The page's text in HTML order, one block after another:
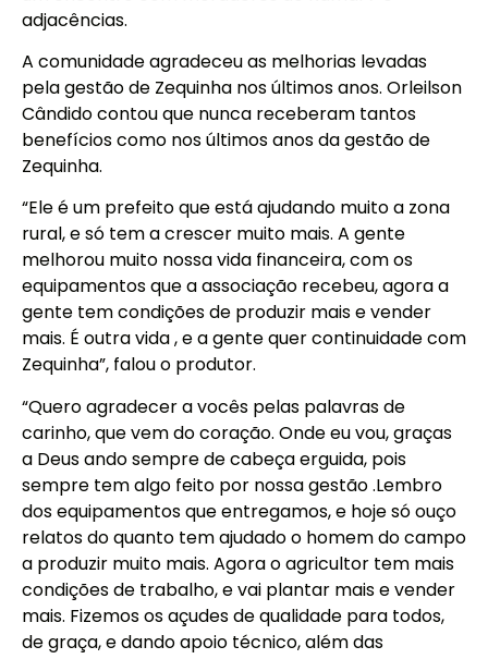
adjacências.
A comunidade agradeceu as melhorias levadas
pela gestão de Zequinha nos últimos anos. Orleilson
Cândido contou que nunca receberam tantos
benefícios como nos últimos anos da gestão de
Zequinha.
“Ele é um prefeito que está ajudando muito a zona
rural, e só tem a crescer muito mais. A gente
melhorou muito nossa vida financeira, com os
equipamentos que a associação recebeu, agora a
gente tem condições de produzir mais e vender
mais. É outra vida , e a gente quer continuidade com
Zequinha”, falou o produtor.
“Quero agradecer a vocês pelas palavras de
carinho, que vem do coração. Onde eu vou, graças
a Deus ando sempre de cabeça erguida, pois
sempre tem algo feito por nossa gestão .Lembro
dos equipamentos que entregamos, e hoje só ouço
relatos do quanto tem ajudado o homem do campo
a produzir muito mais. Agora o agricultor tem mais
condições de trabalho, e vai plantar mais e vender
mais. Fizemos os açudes de qualidade para todos,
de graça, e dando apoio técnico, além das